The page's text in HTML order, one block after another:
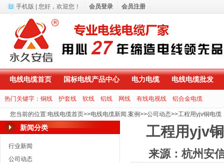
电线电缆首页 国标电线产品中心 电力电缆 电线电缆批发
热门关键字： 铜线 护套线 软线 铝线 网线 有线电视线 铝合金电缆
您当前的位置:电线电缆首页>>电线电缆新闻.案例>>公司动态>>工程用yjv铜电缆
新闻分类
行业新闻
公司动态
工程用yjv
来源：杭州安
手机版 | 您好， 欢迎您！ 会员登录 会员注册